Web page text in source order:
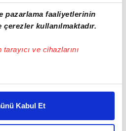
pazarlama faaliyetlerinin
kullanılmaktadır.
ve cihazlarını
halinde sizlere özel
Bunu yaparken
bir reklam deneyimi sunmak
Kabul Et